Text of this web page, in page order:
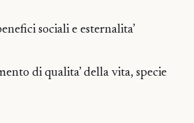
sociali e esternalita’
di qualita’ della vita, specie